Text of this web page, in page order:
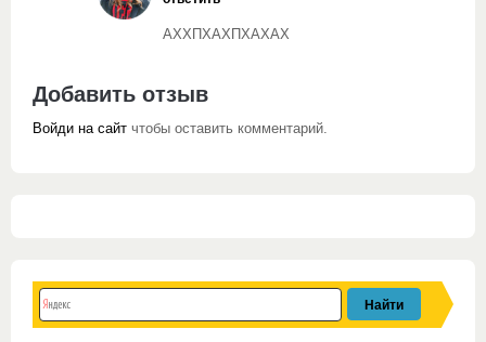
АХХПХАХПХАХАХ
Добавить отзыв
Войди на сайт чтобы оставить комментарий.